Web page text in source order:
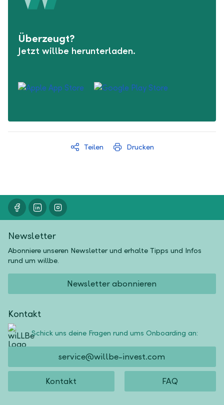
Überzeugt?
Jetzt willbe herunterladen.
Teilen Drucken
Newsletter
Abonniere unseren Newsletter und erhalte Tipps und Infos
rund um willbe.
Newsletter abonnieren
Kontakt
Schick uns deine Fragen rund ums Onboarding an:
service@willbe-invest.com
Kontakt FAQ